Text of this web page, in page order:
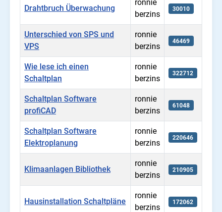
Drahtbruch Überwachung
ronnie
berzins
30010
Unterschied von SPS und
VPS
ronnie
berzins
46469
Wie lese ich einen
Schaltplan
ronnie
berzins
322712
Schaltplan Software
profiCAD
ronnie
berzins
61048
Schaltplan Software
Elektroplanung
ronnie
berzins
220646
Klimaanlagen Bibliothek
ronnie
berzins
210905
Hausinstallation Schaltpläne
ronnie
berzins
172062